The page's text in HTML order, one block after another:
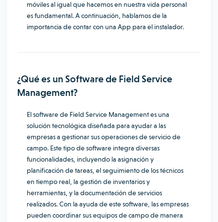
móviles al igual que hacemos en nuestra vida personal
es fundamental. A continuación, hablamos de la
importancia de contar con una App para el instalador.
¿Qué es un Software de Field Service
Management?
El software de Field Service Management es una
solución tecnológica diseñada para ayudar a las
empresas a gestionar sus operaciones de servicio de
campo. Este tipo de software integra diversas
funcionalidades, incluyendo la asignación y
planificación de tareas, el seguimiento de los técnicos
en tiempo real, la gestión de inventarios y
herramientas, y la documentación de servicios
realizados. Con la ayuda de este software, las empresas
pueden coordinar sus equipos de campo de manera